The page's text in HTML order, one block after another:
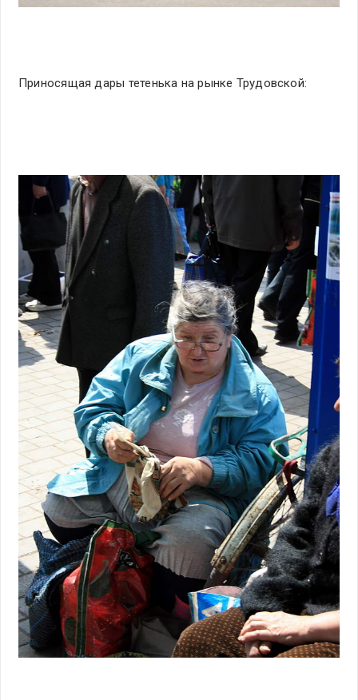
Приносящая дары тетенька на рынке Трудовской: